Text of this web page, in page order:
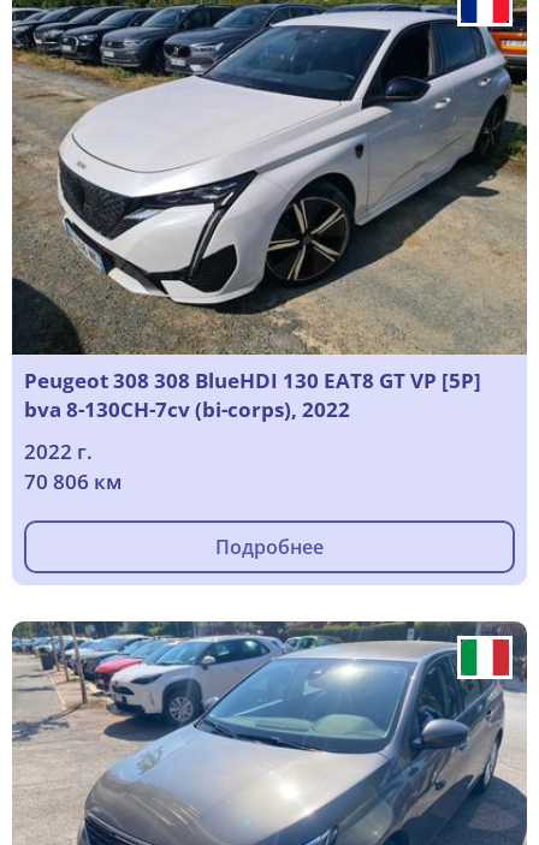
Peugeot 308 308 BlueHDI 130 EAT8 GT VP [5P]
bva 8-130CH-7cv (bi-corps), 2022
2022 г.
70 806 км
Подробнее